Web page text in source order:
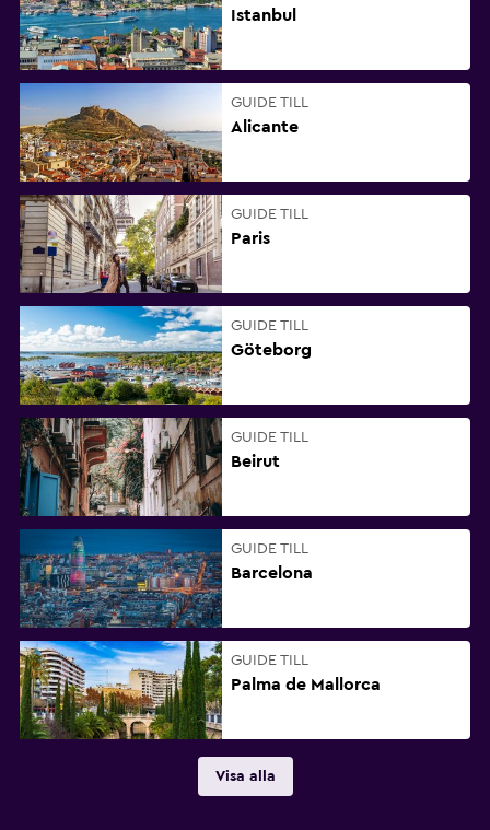
Istanbul
GUIDE TILL
Alicante
GUIDE TILL
Paris
GUIDE TILL
Göteborg
GUIDE TILL
Beirut
GUIDE TILL
Barcelona
GUIDE TILL
Palma de Mallorca
Visa alla